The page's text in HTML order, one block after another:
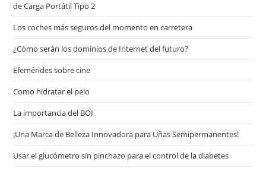
de Carga Portátil Tipo 2
Los coches más seguros del momento en carretera
¿Cómo serán los dominios de Internet del futuro?
Efemérides sobre cine
Сomo hidratar el pelo
La importancia del BOI
¡Una Marca de Belleza Innovadora para Uñas Semipermanentes!
Usar el glucómetro sin pinchazo para el control de la diabetes